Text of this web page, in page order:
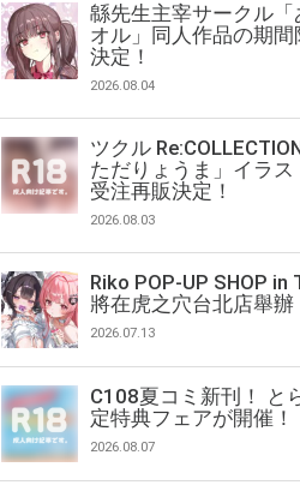
緜先生主宰サークル「
オル」同人作品の期
決定！
2026.08.04
ツクル
ただりょうま」イラ
受注再販決定！
2026.08.03
Riko POP-UP SHOP in
將在虎之穴台北店舉辦
2026.07.13
C108夏コミ新刊！ と
定特典フェアが開催！
2026.08.07